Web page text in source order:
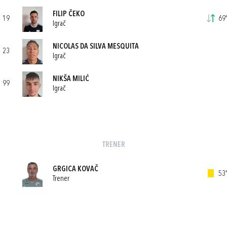
19
FILIP ČEKO
Igrač
69'
23
NICOLAS DA SILVA MESQUITA
Igrač
99
NIKŠA MILIĆ
Igrač
TRENER
GRGICA KOVAČ
Trener
53'